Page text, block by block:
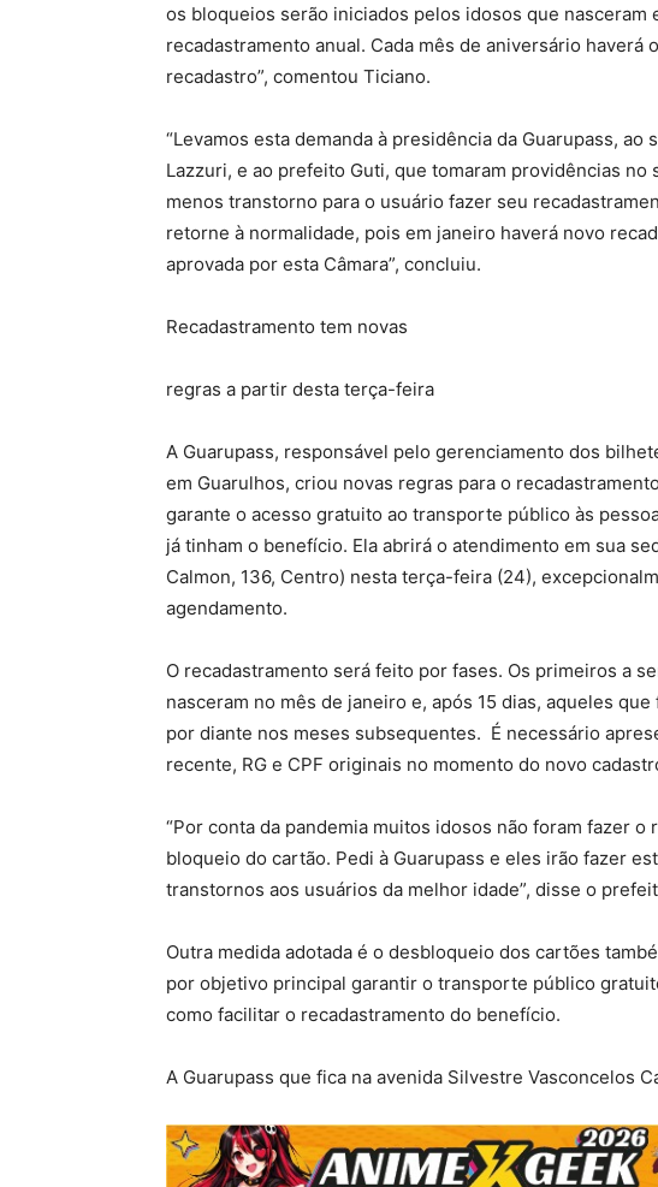
os bloqueios serão iniciados pelos idosos que nasceram
recadastramento anual. Cada mês de aniversário haverá
recadastro”, comentou Ticiano.
“Levamos esta demanda à presidência da Guarupass,
Lazzuri, e ao prefeito Guti, que tomaram providências
menos transtorno para o usuário fazer seu
retorne à normalidade, pois em janeiro haverá novo
aprovada por esta Câmara”, concluiu.
Recadastramento tem novas
regras a partir desta terça-feira
A Guarupass, responsável pelo gerenciamento dos
em Guarulhos, criou novas regras para o
garante o acesso gratuito ao transporte público às
já tinham o benefício. Ela abrirá o atendimento em sua
Calmon, 136, Centro) nesta terça-feira (24),
agendamento.
O recadastramento será feito por fases. Os primeiros a
nasceram no mês de janeiro e, após 15 dias, aqueles
por diante nos meses subsequentes. É necessário
recente, RG e CPF originais no momento do novo
“Por conta da pandemia muitos idosos não foram fazer o
bloqueio do cartão. Pedi à Guarupass e eles irão fazer
transtornos aos usuários da melhor idade”, disse o
Outra medida adotada é o desbloqueio dos cartões
por objetivo principal garantir o transporte público
como facilitar o recadastramento do benefício.
A Guarupass que fica na avenida Silvestre Vasconcelos